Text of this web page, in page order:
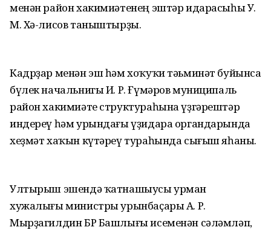
менән район хакимиәтенең эштәр идарасыһы У.
М. Хә-лисов таныштырҙы.
Кадрҙар менән эш һәм хоҡуҡи тәьминәт буйынса
бүлек начальнигы И. Р. Ғүмәров муниципаль
район хакимиәте структураһына үҙгәрештәр
индереү һәм урындағы үҙидара органдарында
хеҙмәт хаҡын күтәреү тураһында сығыш яһаны.
Ултырыш эшендә ҡатнашыусы урман
хужалығы министры урынбаҫары А. Р.
Мырҙагилдин БР Башлығы исеменән сәләмләп,